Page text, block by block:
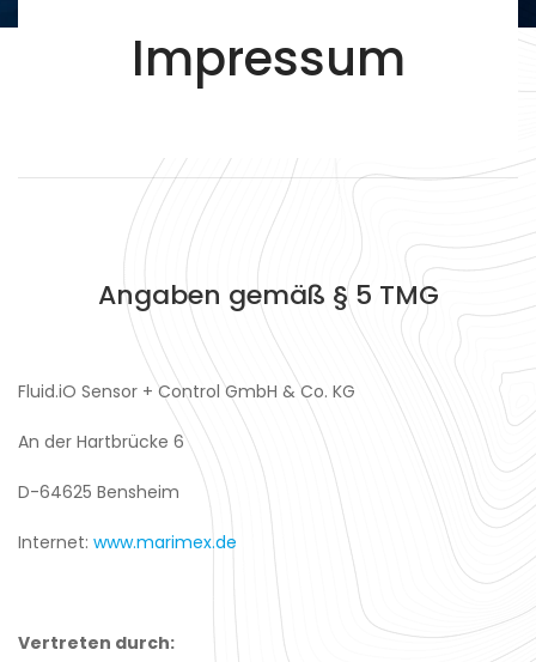
Impressum
Angaben gemäß § 5 TMG
Fluid.iO Sensor + Control GmbH & Co. KG
An der Hartbrücke 6
D-64625 Bensheim
Internet: www.marimex.de
Vertreten durch: